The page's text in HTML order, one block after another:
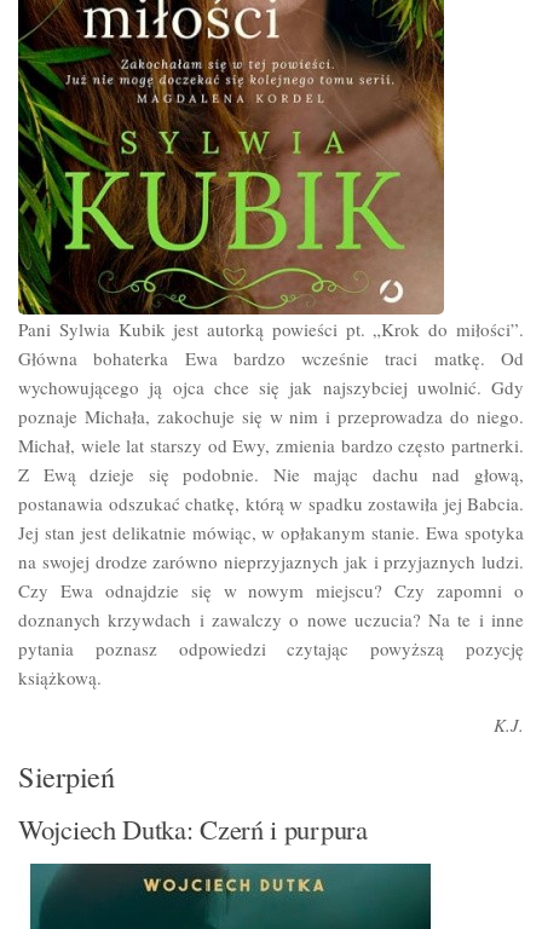
Pani Sylwia Kubik jest autorką powieści pt. „Krok do miłości”.
Główna bohaterka Ewa bardzo wcześnie traci matkę. Od
wychowującego ją ojca chce się jak najszybciej uwolnić. Gdy
poznaje Michała, zakochuje się w nim i przeprowadza do niego.
Michał, wiele lat starszy od Ewy, zmienia bardzo często partnerki.
Z Ewą dzieje się podobnie. Nie mając dachu nad głową,
postanawia odszukać chatkę, którą w spadku zostawiła jej Babcia.
Jej stan jest delikatnie mówiąc, w opłakanym stanie. Ewa spotyka
na swojej drodze zarówno nieprzyjaznych jak i przyjaznych ludzi.
Czy Ewa odnajdzie się w nowym miejscu? Czy zapomni o
doznanych krzywdach i zawalczy o nowe uczucia? Na te i inne
pytania poznasz odpowiedzi czytając powyższą pozycję
książkową.
K.J.
Sierpień
Wojciech Dutka: Czerń i purpura